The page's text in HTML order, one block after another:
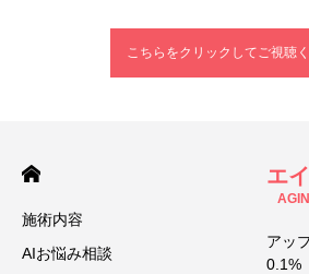
こちらをクリックしてご視聴
施術内容
AIお悩み相談
エ
アッ
0.1%